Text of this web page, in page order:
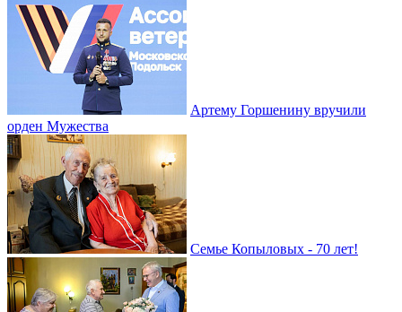
Артему Горшенину вручили
орден Мужества
Семье Копыловых - 70 лет!